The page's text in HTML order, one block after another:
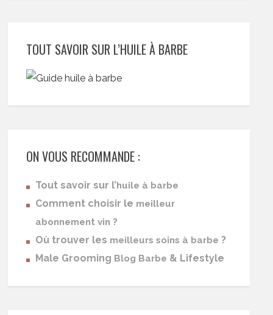
TOUT SAVOIR SUR L’HUILE À BARBE
ON VOUS RECOMMANDE :
Tout savoir sur l’huile à barbe
Comment choisir le meilleur
abonnement vin ?
Où trouver les meilleurs soins à barbe ?
Male Grooming Blog Barbe & Lifestyle